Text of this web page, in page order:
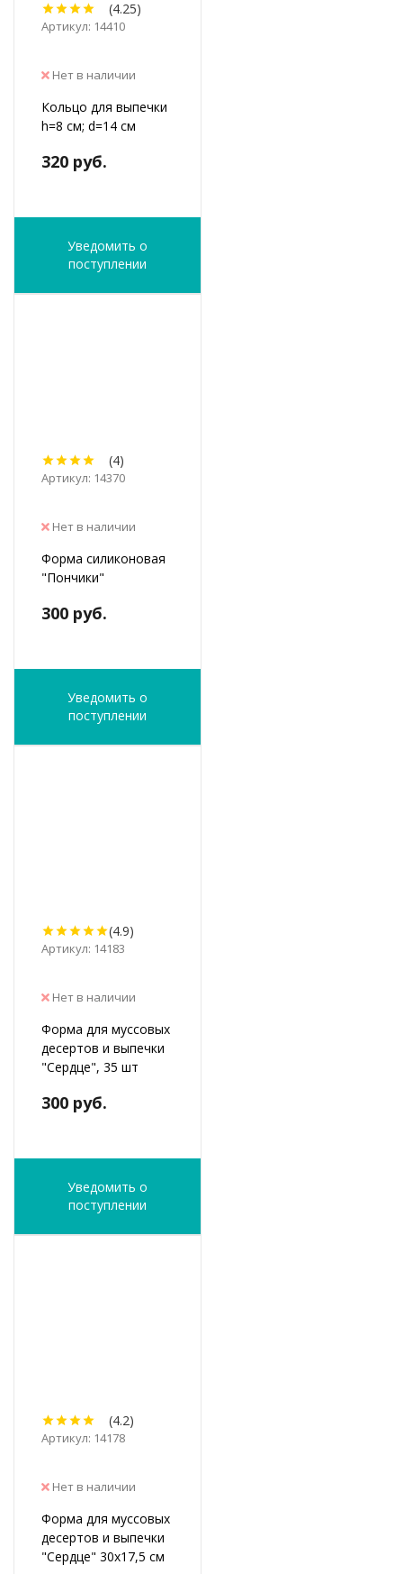
(4.25)
Артикул: 14410
Нет в наличии
Кольцо для выпечки
h=8 см; d=14 см
320 руб.
Уведомить о
поступлении
(4)
Артикул: 14370
Нет в наличии
Форма силиконовая
"Пончики"
300 руб.
Уведомить о
поступлении
(4.9)
Артикул: 14183
Нет в наличии
Форма для муссовых
десертов и выпечки
"Сердце", 35 шт
300 руб.
Уведомить о
поступлении
(4.2)
Артикул: 14178
Нет в наличии
Форма для муссовых
десертов и выпечки
"Сердце" 30х17,5 см